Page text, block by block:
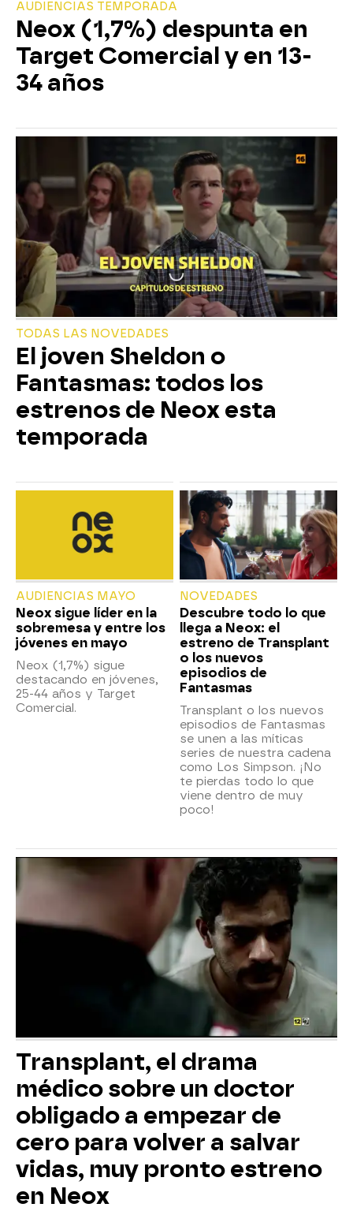
AUDIENCIAS TEMPORADA
Neox (1,7%) despunta en
Target Comercial y en 13-
34 años
TODAS LAS NOVEDADES
El joven Sheldon o
Fantasmas: todos los
estrenos de Neox esta
temporada
AUDIENCIAS MAYO
Neox sigue líder en la
sobremesa y entre los
jóvenes en mayo
Neox (1,7%) sigue
destacando en jóvenes,
25-44 años y Target
Comercial.
NOVEDADES
Descubre todo lo que
llega a Neox: el
estreno de Transplant
o los nuevos
episodios de
Fantasmas
Transplant o los nuevos
episodios de Fantasmas
se unen a las míticas
series de nuestra cadena
como Los Simpson. ¡No
te pierdas todo lo que
viene dentro de muy
poco!
Transplant, el drama
médico sobre un doctor
obligado a empezar de
cero para volver a salvar
vidas, muy pronto estreno
en Neox